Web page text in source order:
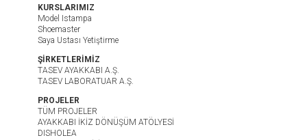
KURSLARIMIZ
Model Istampa
Shoemaster
Saya Ustası Yetiştirme
ŞİRKETLERİMİZ
TASEV AYAKKABI A.Ş.
TASEV LABORATUAR A.Ş.
PROJELER
TÜM PROJELER
AYAKKABI İKİZ DÖNÜŞÜM ATÖLYESİ
DISHOLEA